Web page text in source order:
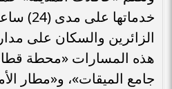
خدماتها
الزائرين والسكان على
هذه المسارات «محطة
جامع الميقات»، و«مطار